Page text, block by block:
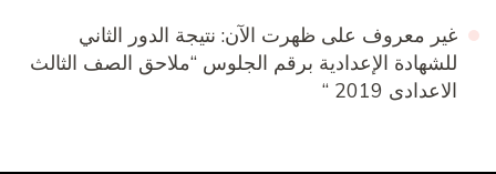
غير معروف على ظهرت الآن: نتيجة الدور الثاني
للشهادة الإعدادية برقم الجلوس “ملاحق الصف الثالث
الاعدادى 2019 “